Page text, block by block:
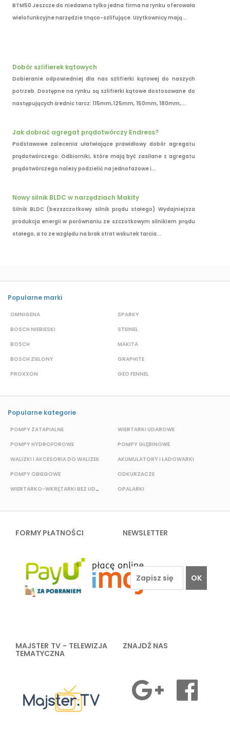
BTM50 Jeszcze do niedawna tylko jedna firma na rynku oferowała
wielofunkcyjne narzędzie tnąco-szlifujące. Użytkownicy mają...
Dobór szlifierek kątowych
Dobieranie odpowiedniej dla nas szlifierki kątowej do naszych
potrzeb. Dostępne na rynku są szlifierki kątowe dostosowane do
następujących średnic tarcz: 115mm,125mm, 150mm, 180mm,...
Jak dobrać agregat prądotwórczy Endress?
Podstawowe zalecenia ułatwiające prawidłowy dobór agregatu
prądotwórczego: Odbiorniki, które mają być zasilane z agregatu
prądotwórczego należy podzielić na jednofazowe i...
Nowy silnik BLDC w narzędziach Makity
Silnik BLDC (bezszczotkowy silnik prądu stałego) Wydajniejsza
produkcja energii w porównaniu ze szczotkowym silnikiem prądu
stałego, a to ze względu na brak strat wskutek tarcia...
Popularne marki
OMNIGENA
BOSCH NIEBIESKI
BOSCH
BOSCH ZIELONY
PROXXON
SPARKY
STEINEL
MAKITA
GRAPHITE
GEO FENNEL
Popularne kategorie
POMPY ZATAPIALNE
POMPY HYDROFOROWE
WALIZKI I AKCESORIA DO WALIZEK
POMPY OBIEGOWE
WIERTARKO-WKRĘTARKI BEZ UDAROWE
WIERTARKI UDAROWE
POMPY GŁĘBINOWE
AKUMULATORY I ŁADOWARKI
ODKURZACZE
OPALARKI
FORMY PŁATNOŚCI NEWSLETTER
OK
MAJSTER TV - TELEWIZJA
TEMATYCZNA
ZNAJDŹ NAS